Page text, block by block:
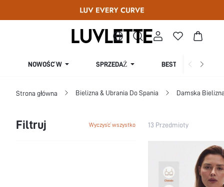
NOWOŚĆ W SPRZEDAŻ BESTSELLERY
Strona główna Bielizna & Ubrania Do Spania Damska
Filtruj Wyczyść wszystko 13 Przedmioty